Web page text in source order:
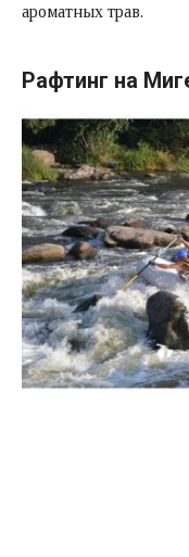
ароматных трав.
Рафтинг на